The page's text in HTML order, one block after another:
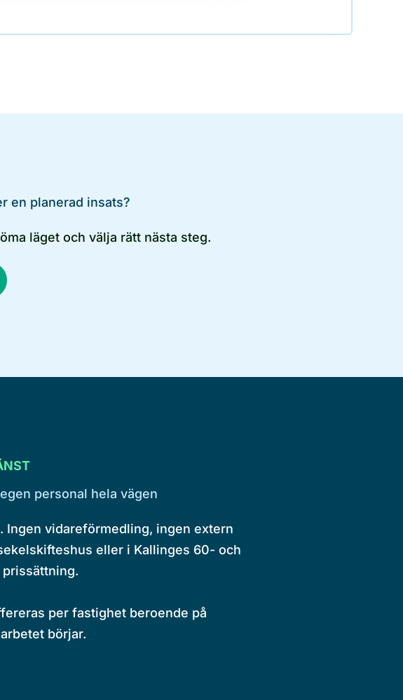
en planerad insats?
läget och välja rätt nästa steg.
personal hela vägen
Ingen vidareförmedling, ingen extern
eller i Kallinges 60- och
per fastighet beroende på
börjar.